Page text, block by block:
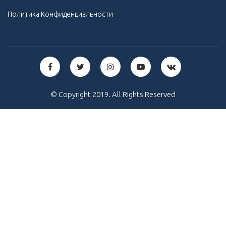
Политика Конфиденциальности
© Copyright 2019. All Rights Reserved